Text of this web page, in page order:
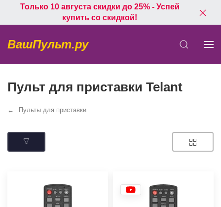
Только 10 августа скидки до 25% - Успей
купить со скидкой!
ВашПульт.ру
Пульт для приставки Telant
Пульты для приставки